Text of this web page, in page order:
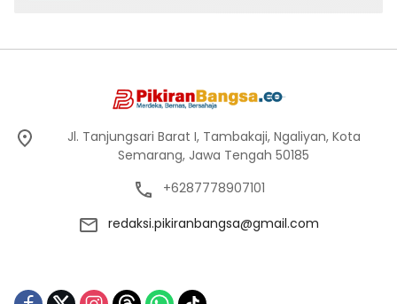
Jl. Tanjungsari Barat I, Tambakaji, Ngaliyan, Kota
Semarang, Jawa Tengah 50185
+6287778907101
redaksi.pikiranbangsa@gmail.com